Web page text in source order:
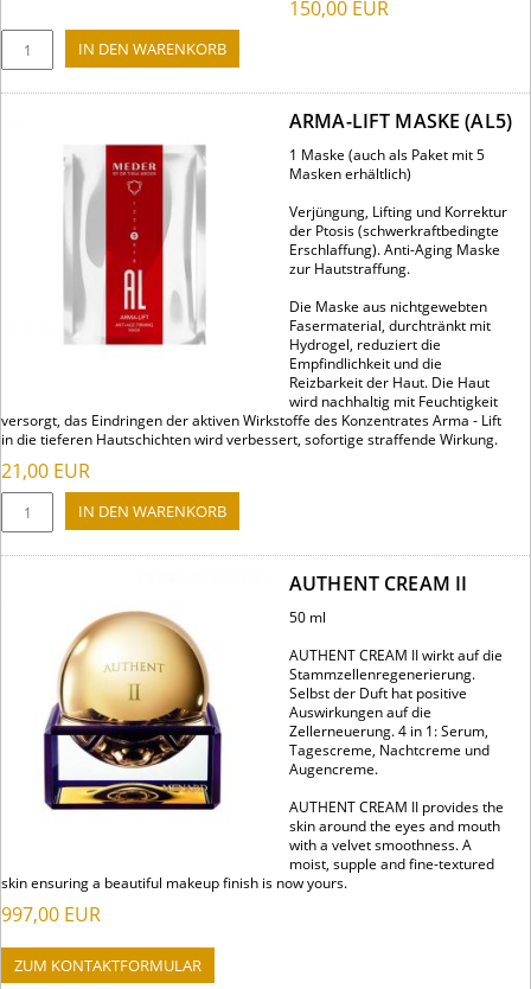
150,00 EUR
ARMA-LIFT MASKE (AL5)
1 Maske (auch als Paket mit 5
Masken erhältlich)
Verjüngung, Lifting und Korrektur
der Ptosis (schwerkraftbedingte
Erschlaffung). Anti-Aging Maske
zur Hautstraffung.
Die Maske aus nichtgewebten
Fasermaterial, durchtränkt mit
Hydrogel, reduziert die
Empfindlichkeit und die
Reizbarkeit der Haut. Die Haut
wird nachhaltig mit Feuchtigkeit
versorgt, das Eindringen der aktiven Wirkstoffe des Konzentrates Arma - Lift
in die tieferen Hautschichten wird verbessert, sofortige straffende Wirkung.
21,00 EUR
AUTHENT CREAM II
50 ml
AUTHENT CREAM II wirkt auf die
Stammzellenregenerierung.
Selbst der Duft hat positive
Auswirkungen auf die
Zellerneuerung. 4 in 1: Serum,
Tagescreme, Nachtcreme und
Augencreme.
AUTHENT CREAM II provides the
skin around the eyes and mouth
with a velvet smoothness. A
moist, supple and fine-textured
skin ensuring a beautiful makeup finish is now yours.
997,00 EUR
ZUM KONTAKTFORMULAR